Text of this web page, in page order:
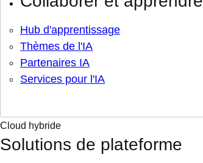
Hub d'apprentissage
Thèmes de l'IA
Partenaires IA
Services pour l'IA
Cloud hybride
Solutions de plateforme